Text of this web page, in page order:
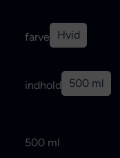
farve Hvid
indhold 500 ml
500 ml